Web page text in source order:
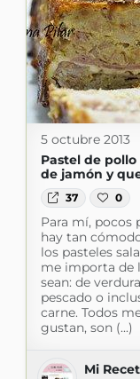
5 octubre 2013
Pastel de
de jamón y
37 0
Para mí, pocos
hay tan
los pasteles
me importa de
sean: de
pescado o
carne. Todos
gustan, son (...)
Mi